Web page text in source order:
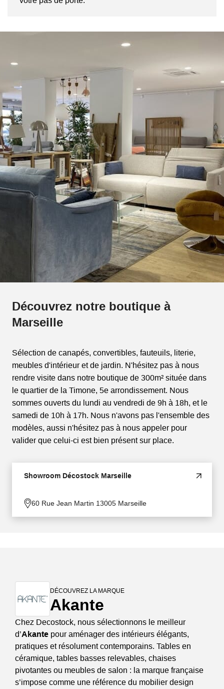
Découvrez notre boutique à
Marseille
Sélection de canapés, convertibles, fauteuils, literie,
meubles d'intérieur et de jardin. N'hésitez pas à nous
rendre visite dans notre boutique de 300m² située dans
le quartier de la Timone, 5e arrondissement. Nous
sommes ouverts du lundi au vendredi de 9h à 18h, et le
samedi de 10h à 17h. Nous n'avons pas l'ensemble des
modèles, aussi n'hésitez pas à nous appeler pour
valider que celui-ci est bien présent sur place.
Showroom Décostock Marseille
60 Rue Jean Martin 13005 Marseille
DÉCOUVREZ LA MARQUE
Akante
Chez Decostock, nous sélectionnons le meilleur
d’Akante pour aménager des intérieurs élégants,
pratiques et résolument contemporains. Tables en
céramique, tables basses relevables, chaises
pivotantes ou meubles de salon : la marque française
s’impose comme une référence du mobilier design